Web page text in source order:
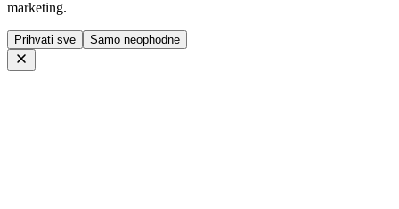
marketing.
Prihvati sve Samo neophodne